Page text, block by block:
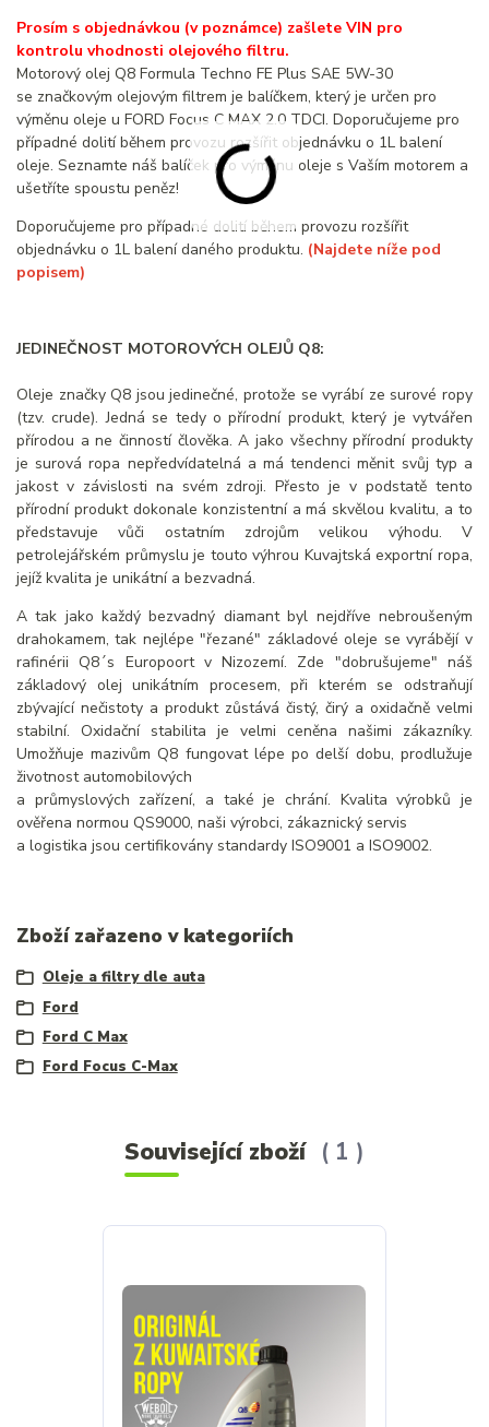
Prosím s objednávkou (v poznámce) zašlete VIN pro
kontrolu vhodnosti olejového filtru.
Motorový olej Q8 Formula Techno FE Plus SAE 5W-30
se značkovým olejovým filtrem je balíčkem, který je určen pro
výměnu oleje u FORD Focus C MAX 2.0 TDCI. Doporučujeme pro
případné dolití během provozu rozšířit objednávku o 1L balení
oleje. Seznamte náš balíček pro výměnu oleje s Vaším motorem a
ušetříte spoustu peněz!
Doporučujeme pro případné dolití během provozu rozšířit
objednávku o 1L balení daného produktu. (Najdete níže pod
popisem)
JEDINEČNOST MOTOROVÝCH OLEJŮ Q8:
Oleje značky Q8 jsou jedinečné, protože se vyrábí ze surové ropy
(tzv. crude). Jedná se tedy o přírodní produkt, který je vytvářen
přírodou a ne činností člověka. A jako všechny přírodní produkty
je surová ropa nepředvídatelná a má tendenci měnit svůj typ a
jakost v závislosti na svém zdroji. Přesto je v podstatě tento
přírodní produkt dokonale konzistentní a má skvělou kvalitu, a to
představuje vůči ostatním zdrojům velikou výhodu. V
petrolejářském průmyslu je touto výhrou Kuvajtská exportní ropa,
jejíž kvalita je unikátní a bezvadná.
A tak jako každý bezvadný diamant byl nejdříve nebroušeným
drahokamem, tak nejlépe "řezané" základové oleje se vyrábějí v
rafinérii Q8´s Europoort v Nizozemí. Zde "dobrušujeme" náš
základový olej unikátním procesem, při kterém se odstraňují
zbývající nečistoty a produkt zůstává čistý, čirý a oxidačně velmi
stabilní. Oxidační stabilita je velmi ceněna našimi zákazníky.
Umožňuje mazivům Q8 fungovat lépe po delší dobu, prodlužuje
životnost automobilových
a průmyslových zařízení, a také je chrání. Kvalita výrobků je
ověřena normou QS9000, naši výrobci, zákaznický servis
a logistika jsou certifikovány standardy ISO9001 a ISO9002.
Zboží zařazeno v kategoriích
Oleje a filtry dle auta
Ford
Ford C Max
Ford Focus C-Max
Související zboží 1